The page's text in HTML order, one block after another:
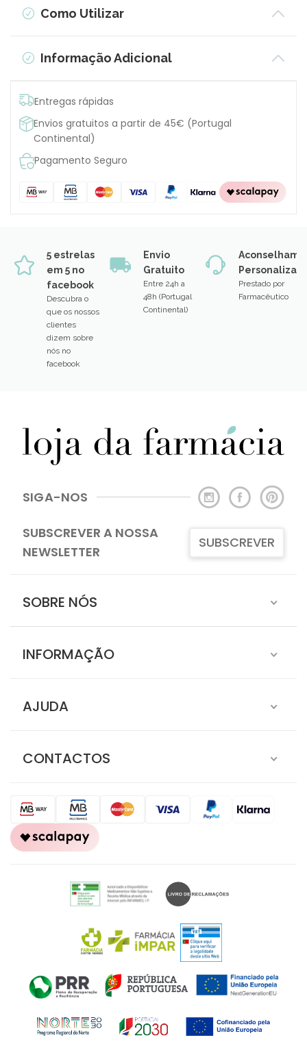
Como Utilizar
Informação Adicional
Entregas rápidas
Envios gratuitos a partir de 45€ (Portugal
Continental)
Pagamento Seguro
5 estrelas
em 5 no
facebook
Descubra o
que os nossos
clientes
dizem sobre
nós no
facebook
Envio
Gratuito
Entre 24h a
48h (Portugal
Continental)
Prestado por
Farmacêutico
SIGA-NOS
SUBSCREVER A NOSSA
NEWSLETTER
SUBSCREVER
SOBRE NÓS
INFORMAÇÃO
AJUDA
CONTACTOS